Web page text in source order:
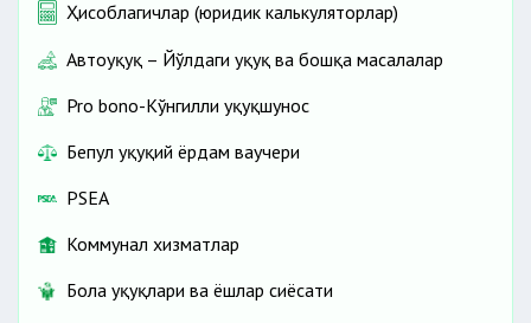
Ҳисоблагичлар (юридик калькуляторлар)
Автоҳуқуқ – Йўлдаги ҳуқуқ ва бошқа масалалар
Pro bono-Кўнгилли ҳуқуқшунос
Бепул ҳуқуқий ёрдам ваучери
PSEA
Коммунал хизматлар
Бола ҳуқуқлари ва ёшлар сиёсати